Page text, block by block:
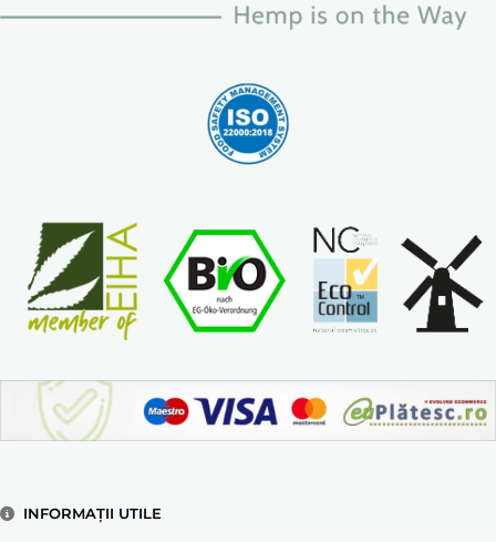
INFORMAȚII UTILE